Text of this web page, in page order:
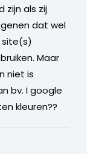
zijn als zij
dat wel
site(s)
Maar
niet is
bv. I google
kleuren??